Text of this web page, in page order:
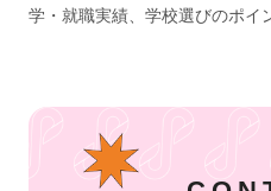
学・就職実績、学校選びのポイ